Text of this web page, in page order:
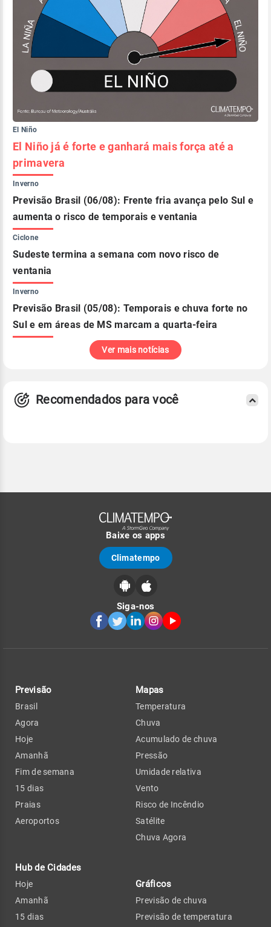
El Niño
El Niño já é forte e ganhará mais força até a
primavera
Inverno
Previsão Brasil (06/08): Frente fria avança pelo Sul e
aumenta o risco de temporais e ventania
Ciclone
Sudeste termina a semana com novo risco de
ventania
Inverno
Previsão Brasil (05/08): Temporais e chuva forte no
Sul e em áreas de MS marcam a quarta-feira
Ver mais notícias
Recomendados para você
Baixe os apps
Climatempo
Siga-nos
Previsão
Brasil
Agora
Hoje
Amanhã
Fim de semana
15 dias
Praias
Aeroportos
Hub de Cidades
Hoje
Amanhã
15 dias
Mapas
Temperatura
Chuva
Acumulado de chuva
Pressão
Umidade relativa
Vento
Risco de Incêndio
Satélite
Chuva Agora
Gráficos
Previsão de chuva
Previsão de temperatura